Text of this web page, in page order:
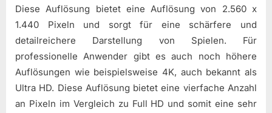
Diese Auflösung bietet eine Auflösung von 2.560 x
1.440 Pixeln und sorgt für eine schärfere und
detailreichere Darstellung von Spielen. Für
professionelle Anwender gibt es auch noch höhere
Auflösungen wie beispielsweise 4K, auch bekannt als
Ultra HD. Diese Auflösung bietet eine vierfache Anzahl
an Pixeln im Vergleich zu Full HD und somit eine sehr